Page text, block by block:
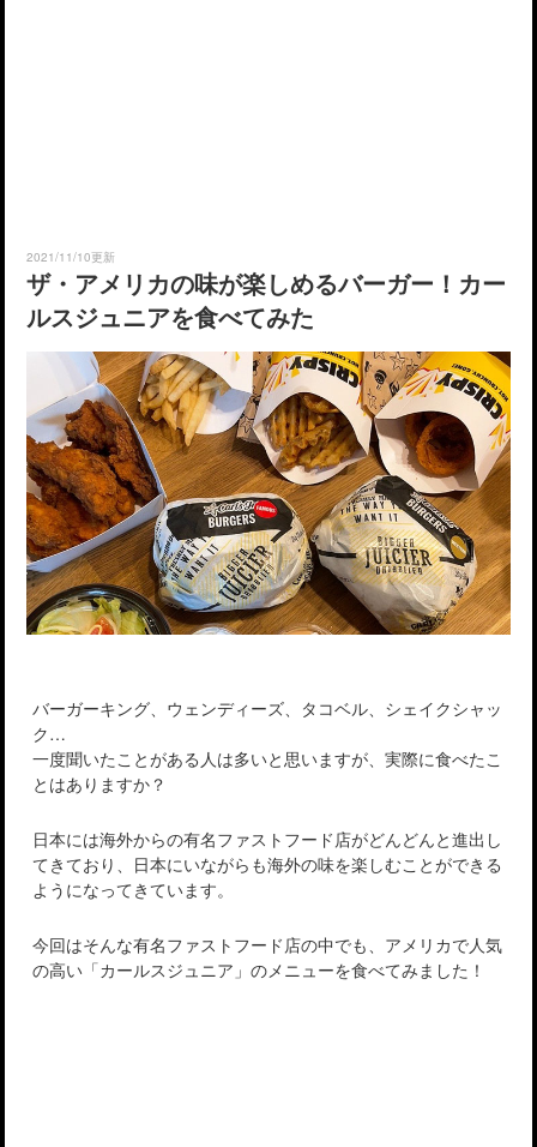
2021/11/10更新
ザ・アメリカの味が楽しめるバーガー！カー
ルスジュニアを食べてみた
バーガーキング、ウェンディーズ、タコベル、シェイクシャッ
ク…
一度聞いたことがある人は多いと思いますが、実際に食べたこ
とはありますか？
日本には海外からの有名ファストフード店がどんどんと進出し
てきており、日本にいながらも海外の味を楽しむことができる
ようになってきています。
今回はそんな有名ファストフード店の中でも、アメリカで人気
の高い「カールスジュニア」のメニューを食べてみました！